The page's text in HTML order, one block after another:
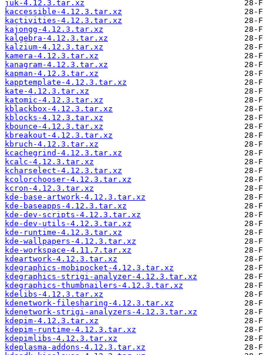
juk-4.12.3.tar.xz
kaccessible-4.12.3.tar.xz
kactivities-4.12.3.tar.xz
kajongg-4.12.3.tar.xz
kalgebra-4.12.3.tar.xz
kalzium-4.12.3.tar.xz
kamera-4.12.3.tar.xz
kanagram-4.12.3.tar.xz
kapman-4.12.3.tar.xz
kapptemplate-4.12.3.tar.xz
kate-4.12.3.tar.xz
katomic-4.12.3.tar.xz
kblackbox-4.12.3.tar.xz
kblocks-4.12.3.tar.xz
kbounce-4.12.3.tar.xz
kbreakout-4.12.3.tar.xz
kbruch-4.12.3.tar.xz
kcachegrind-4.12.3.tar.xz
kcalc-4.12.3.tar.xz
kcharselect-4.12.3.tar.xz
kcolorchooser-4.12.3.tar.xz
kcron-4.12.3.tar.xz
kde-base-artwork-4.12.3.tar.xz
kde-baseapps-4.12.3.tar.xz
kde-dev-scripts-4.12.3.tar.xz
kde-dev-utils-4.12.3.tar.xz
kde-runtime-4.12.3.tar.xz
kde-wallpapers-4.12.3.tar.xz
kde-workspace-4.11.7.tar.xz
kdeartwork-4.12.3.tar.xz
kdegraphics-mobipocket-4.12.3.tar.xz
kdegraphics-strigi-analyzer-4.12.3.tar.xz
kdegraphics-thumbnailers-4.12.3.tar.xz
kdelibs-4.12.3.tar.xz
kdenetwork-filesharing-4.12.3.tar.xz
kdenetwork-strigi-analyzers-4.12.3.tar.xz
kdepim-4.12.3.tar.xz
kdepim-runtime-4.12.3.tar.xz
kdepimlibs-4.12.3.tar.xz
kdeplasma-addons-4.12.3.tar.xz